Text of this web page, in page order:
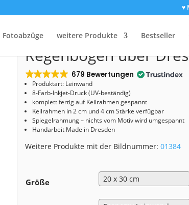
♥
Fotoabzüge weitere Produkte Bestseller
(01384) Regenbogen über Dresden
Leinwand (01384)
Regenbogen über
679 Bewertungen
Produktart: Leinwand
8-Farb-Inkjet-Druck (UV-beständig)
komplett fertig auf Keilrahmen gespannt
Keilrahmen in 2 cm und 4 cm Stärke verfügbar
Spiegelrahmung – nichts vom Motiv wird umgespannt
Handarbeit Made in Dresden
Weitere Produkte mit der Bildnummer:01384
Größe